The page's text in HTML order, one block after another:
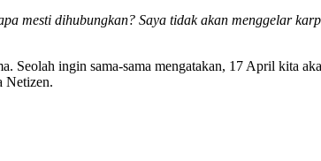
mesti dihubungkan? Saya tidak akan menggelar
Seolah ingin sama-sama mengatakan, 17 April kita
Netizen.